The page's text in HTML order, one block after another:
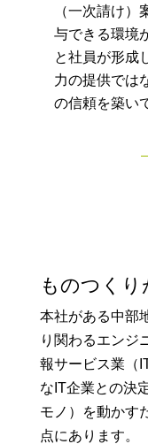
（一次請け
与できる環境
と社員が形成
力の提供では
の信頼を築い
ものつくり
本社がある中部
り関わるエンジ
報サービス業（
なIT企業との決
モノ）を動かす
点にあります。